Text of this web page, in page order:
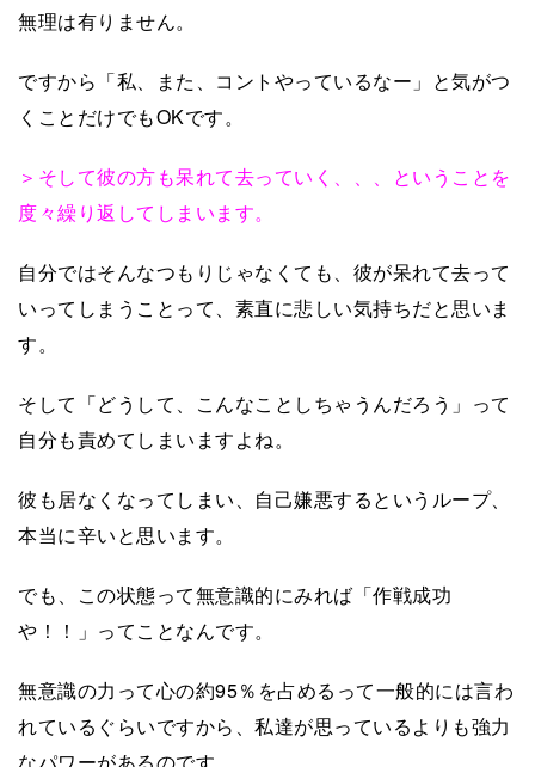
無理は有りません。
ですから「私、また、コントやっているなー」と気がつ
くことだけでもOKです。
＞そして彼の方も呆れて去っていく、、、ということを
度々繰り返してしまいます。
自分ではそんなつもりじゃなくても、彼が呆れて去って
いってしまうことって、素直に悲しい気持ちだと思いま
す。
そして「どうして、こんなことしちゃうんだろう」って
自分も責めてしまいますよね。
彼も居なくなってしまい、自己嫌悪するというループ、
本当に辛いと思います。
でも、この状態って無意識的にみれば「作戦成功
や！！」ってことなんです。
無意識の力って心の約95％を占めるって一般的には言わ
れているぐらいですから、私達が思っているよりも強力